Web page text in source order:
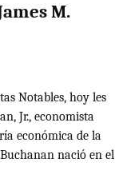
M.
Notables, hoy les
Jr., economista
económica de la
nació en el